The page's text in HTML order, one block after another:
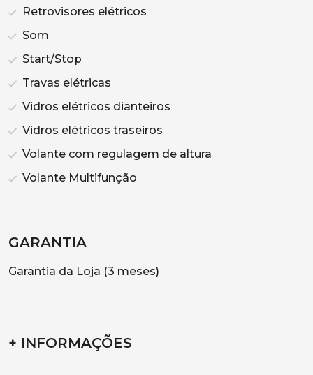
Retrovisores elétricos
Som
Start/Stop
Travas elétricas
Vidros elétricos dianteiros
Vidros elétricos traseiros
Volante com regulagem de altura
Volante Multifunção
GARANTIA
Garantia da Loja (3 meses)
+ INFORMAÇÕES